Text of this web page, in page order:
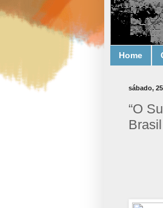
Home
sábado,
“O
Brasil